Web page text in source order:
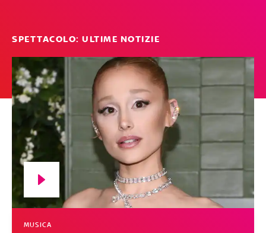
SPETTACOLO: ULTIME NOTIZIE
MUSICA